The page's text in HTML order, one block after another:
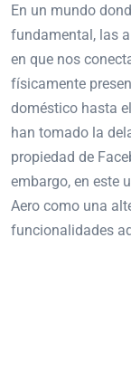
En un mundo
fundamental, las
en que nos
físicamente
doméstico hasta
han tomado la
propiedad de
embargo, en este
Aero como una
funcionalidades